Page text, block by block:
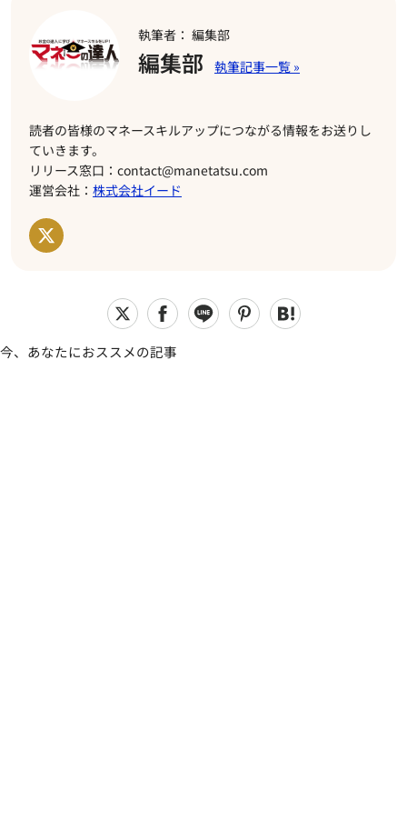
執筆者： 編集部
編集部
読者の皆様のマネースキルアップにつながる情報をお送りし
ていきます。
リリース窓口：contact@manetatsu.com
運営会社： 株式会社イード
今、あなたにおススメの記事